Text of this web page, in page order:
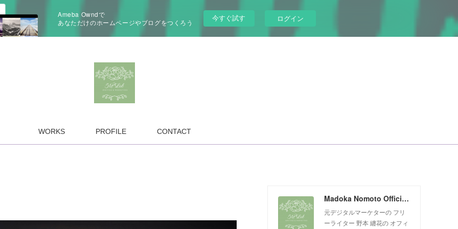
Ameba Owndで
あなただけのホームページやブログをつくろう
今すぐ試す ログイン
WORKS PROFILE CONTACT
Madoka Nomoto Official Website
元デジタルマーケターの フリ
ーライター 野本 纏花の オフィ